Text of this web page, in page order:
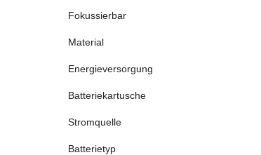
Fokussierbar
Material
Energieversorgung
Batteriekartusche
Stromquelle
Batterietyp